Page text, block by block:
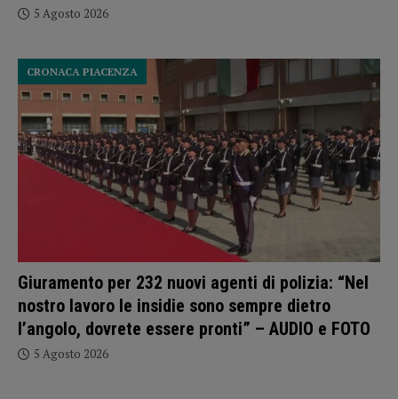
5 Agosto 2026
Giuramento per 232 nuovi agenti di polizia: “Nel
nostro lavoro le insidie sono sempre dietro
l’angolo, dovrete essere pronti” – AUDIO e FOTO
CRONACA PIACENZA
5 Agosto 2026